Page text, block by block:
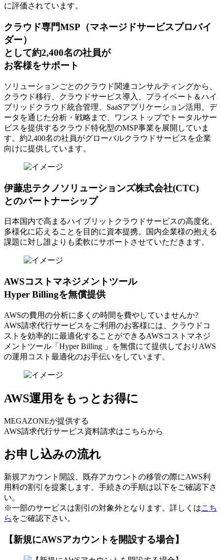
に評価されています。
クラウド専門MSP （マネージドサービスプロバイ
ダー）
として約2,400名の社員が
お客様をサポート
ソリューションごとのクラウド関連コンサルティングから、
クラウド移行、クラウドサービス導入、プライベート＆ハイ
ブリッドクラウド統合管理、SaaSアプリケーション活用、デ
ータを通じた分析・戦略まで、ワンストップでトータルサー
ビスを提供するクラウド特化型のMSP事業を展開していま
す。約2,400名の社員がグローバルクラウドサービスを企業
向けに提供しています。
伊藤忠テクノソリューションズ株式会社(CTC)
とのパートナーシップ
日本国内で高まるハイブリットクラウドサービスの高度化、
多様化に応えることを目的に資本提携。国内企業様の抱える
課題に対し誰よりも柔軟にサポートさせていただきます。
AWSコストマネジメントツール
Hyper Billingを無償提供
AWSの費⽤の分析に多くの時間を費やしていませんか?
AWS請求代⾏サービスをご利⽤のお客様には、クラウドコ
ストを効率的に最適化することができるAWSコストマネジ
メントツール「Hyper Billing 」を無償にて提供しておりAWS
の運⽤コスト最適化のお⼿伝いをしています。
AWS運用をもっとお得に
MEGAZONEが提供する
AWS請求代行サービス資料請求はこちらから
お申し込みの流れ
新規アカウント開設、既存アカウントの移管の際にAWS利
用料の割引を提案します。手続きの手順は以下をご確認下さ
い。
※一部のサービスは割引の対象外となります。詳しくはこち
ら をご確認下さい。
【新規にAWSアカウントを開設する場合】